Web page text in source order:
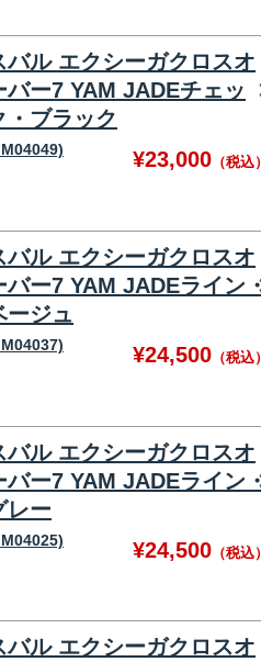
バル エクシーガクロスオ
バー7 YAM JADEチェッ
・ブラック
¥23,000 （税込
バル エクシーガクロスオ
バー7 YAM JADEライン
ージュ
¥24,500 （税込
バル エクシーガクロスオ
バー7 YAM JADEライン
レー
¥24,500 （税込
バル エクシーガクロスオ